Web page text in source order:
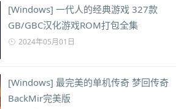
[Windows] 一代人的经典游戏 327款
GB/GBC汉化游戏ROM打包全集
2024年05月01日
[Windows] 最完美的单机传奇 梦回传奇
BackMir完美版